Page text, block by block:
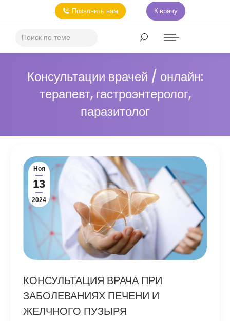
Позвонить нам К врачу
Консультации врачей / онлайн:
терапевт, гастроэнтеролог,
паразитолог
Ноя
13
2024
КОНСУЛЬТАЦИЯ ВРАЧА ПРИ
ЗАБОЛЕВАНИЯХ ПЕЧЕНИ И
ЖЕЛЧНОГО ПУЗЫРЯ